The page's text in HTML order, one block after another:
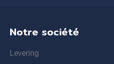
Notre société
Levering